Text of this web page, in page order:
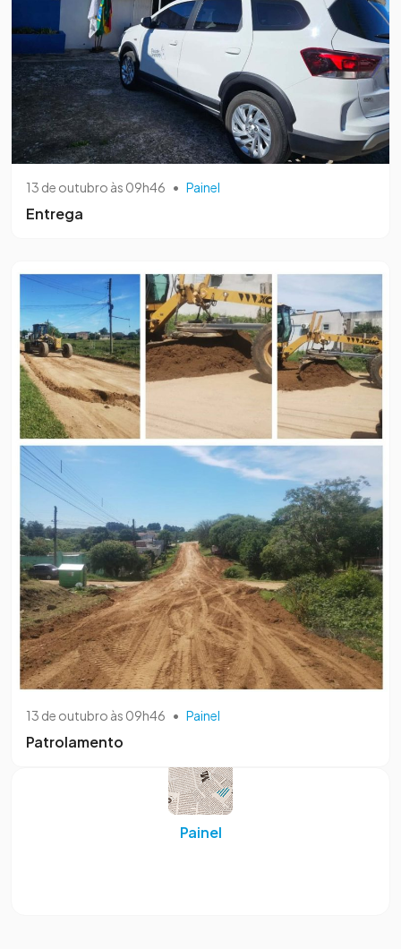
13 de outubro às 09h46 • Painel
Entrega
13 de outubro às 09h46 • Painel
Patrolamento
Painel